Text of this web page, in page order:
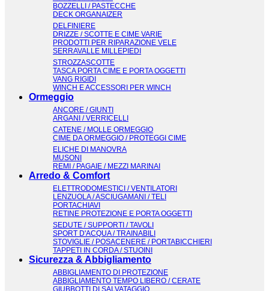
BOZZELLI / PASTECCHE
DECK ORGANAIZER
DELFINIERE
DRIZZE / SCOTTE E CIME VARIE
PRODOTTI PER RIPARAZIONE VELE
SERRAVALLE MILLEPIEDI
STROZZASCOTTE
TASCA PORTA CIME E PORTA OGGETTI
VANG RIGIDI
WINCH E ACCESSORI PER WINCH
Ormeggio
ANCORE / GIUNTI
ARGANI / VERRICELLI
CATENE / MOLLE ORMEGGIO
CIME DA ORMEGGIO / PROTEGGI CIME
ELICHE DI MANOVRA
MUSONI
REMI / PAGAIE / MEZZI MARINAI
Arredo & Comfort
ELETTRODOMESTICI / VENTILATORI
LENZUOLA / ASCIUGAMANI / TELI
PORTACHIAVI
RETINE PROTEZIONE E PORTA OGGETTI
SEDUTE / SUPPORTI / TAVOLI
SPORT D'ACQUA / TRAINABILI
STOVIGLIE / POSACENERE / PORTABICCHIERI
TAPPETI IN CORDA / STUOINI
Sicurezza & Abbigliamento
ABBIGLIAMENTO DI PROTEZIONE
ABBIGLIAMENTO TEMPO LIBERO / CERATE
GIUBBOTTI DI SALVATAGGIO